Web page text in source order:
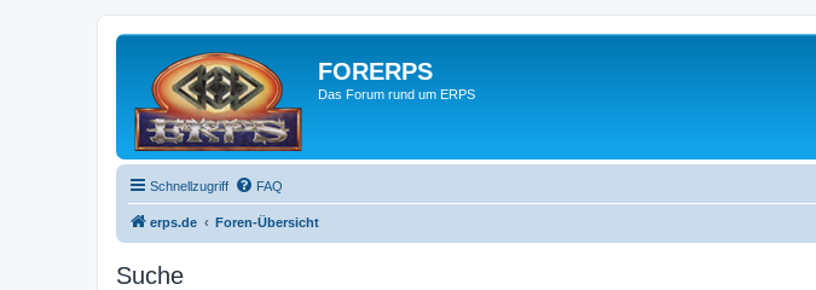
FORERPS
Das Forum rund um ERPS
Schnellzugriff FAQ
erps.de Foren-Übersicht
Suche